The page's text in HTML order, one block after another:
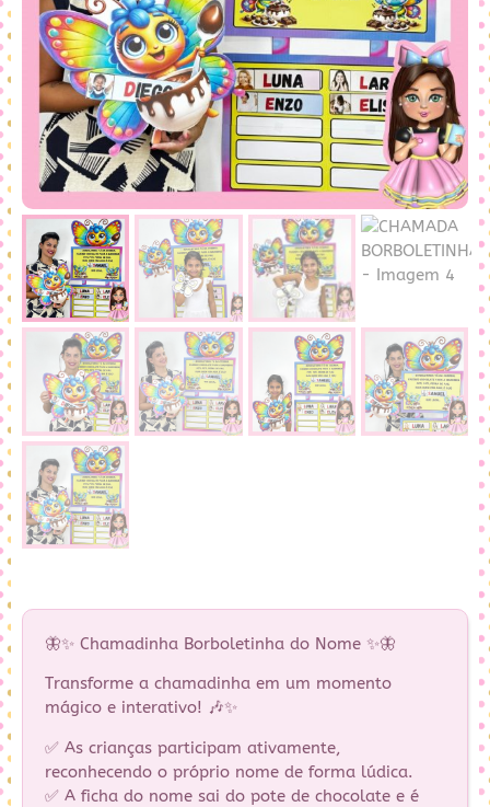
🦋✨ Chamadinha Borboletinha do Nome ✨🦋
Transforme a chamadinha em um momento
mágico e interativo! 🎶✨
✅ As crianças participam ativamente,
reconhecendo o próprio nome de forma lúdica.
✅ A ficha do nome sai do pote de chocolate e é